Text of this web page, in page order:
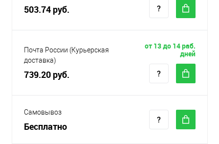
503.74 руб.
Почта России (Курьерская
доставка)
739.20 руб.
от 13 до 14 раб.
дней
Самовывоз
Бесплатно